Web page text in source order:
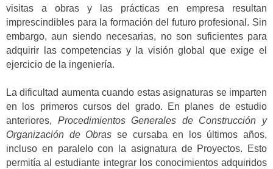
visitas a obras y las prácticas en empresa resultan
imprescindibles para la formación del futuro profesional. Sin
embargo, aun siendo necesarias, no son suficientes para
adquirir las competencias y la visión global que exige el
ejercicio de la ingeniería.
La dificultad aumenta cuando estas asignaturas se imparten
en los primeros cursos del grado. En planes de estudio
anteriores, Procedimientos Generales de Construcción y
Organización de Obras se cursaba en los últimos años,
incluso en paralelo con la asignatura de Proyectos. Esto
permitía al estudiante integrar los conocimientos adquiridos